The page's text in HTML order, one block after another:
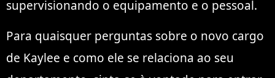
supervisionando o equipamento e o pessoal.
Para quaisquer perguntas sobre o novo cargo
de Kaylee e como ele se relaciona ao seu